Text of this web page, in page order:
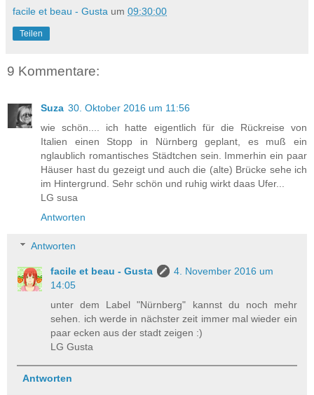
facile et beau - Gusta um 09:30:00
Teilen
9 Kommentare:
Suza 30. Oktober 2016 um 11:56
wie schön.... ich hatte eigentlich für die Rückreise von
Italien einen Stopp in Nürnberg geplant, es muß ein
nglaublich romantisches Städtchen sein. Immerhin ein paar
Häuser hast du gezeigt und auch die (alte) Brücke sehe ich
im Hintergrund. Sehr schön und ruhig wirkt daas Ufer...
LG susa
Antworten
Antworten
facile et beau - Gusta
4. November 2016 um
14:05
unter dem Label "Nürnberg" kannst du noch mehr
sehen. ich werde in nächster zeit immer mal wieder ein
paar ecken aus der stadt zeigen :)
LG Gusta
Antworten